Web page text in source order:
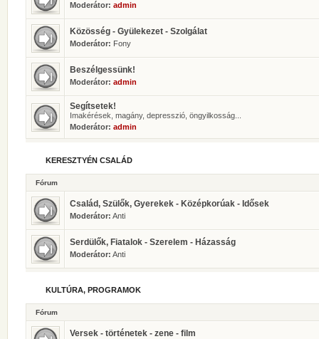
Moderátor: admin
Közösség - Gyülekezet - Szolgálat
Moderátor: Fony
Beszélgessünk!
Moderátor: admin
Segítsetek!
Imakérések, magány, depresszió, öngyilkosság...
Moderátor: admin
KERESZTYÉN CSALÁD
Fórum
Család, Szülők, Gyerekek - Középkorúak - Idősek
Moderátor: Anti
Serdülők, Fiatalok - Szerelem - Házasság
Moderátor: Anti
KULTÚRA, PROGRAMOK
Fórum
Versek - történetek - zene - film